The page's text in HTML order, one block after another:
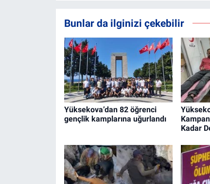
Bunlar da ilginizi çekebilir
Yüksekova’dan 82 öğrenci
gençlik kamplarına uğurlandı
Kadar